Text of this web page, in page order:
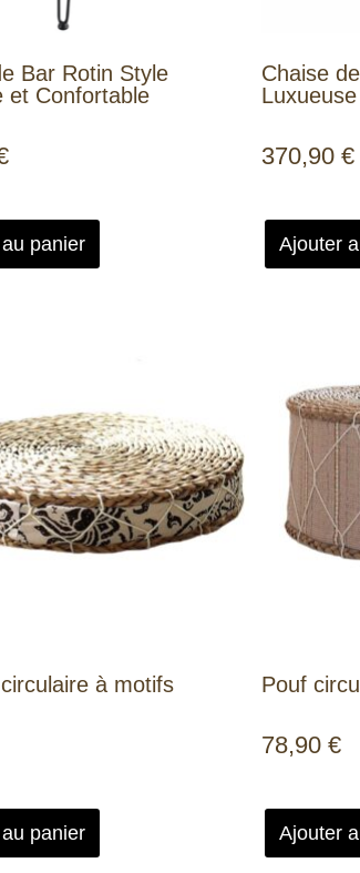
Bar Rotin Style
et Confortable
panier
Chaise
Luxueuse
370,90 €
Ajouter
à motifs
panier
Pouf
78,90 €
Ajouter